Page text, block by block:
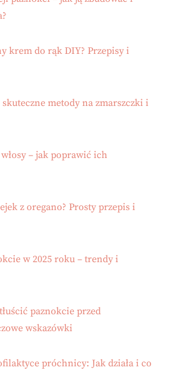
krem do rąk DIY? Przepisy i
skuteczne metody na zmarszczki i
– jak poprawić ich
z oregano? Prosty przepis i
w 2025 roku – trendy i
paznokcie przed
wskazówki
próchnicy: Jak działa i co